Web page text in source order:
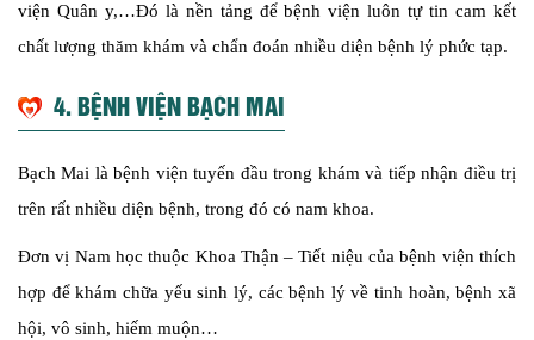
viện Quân y,…Đó là nền tảng để bệnh viện luôn tự tin cam kết
chất lượng thăm khám và chẩn đoán nhiều diện bệnh lý phức tạp.
4. BỆNH VIỆN BẠCH MAI
Bạch Mai là bệnh viện tuyến đầu trong khám và tiếp nhận điều trị
trên rất nhiều diện bệnh, trong đó có nam khoa.
Đơn vị Nam học thuộc Khoa Thận – Tiết niệu của bệnh viện thích
hợp để khám chữa yếu sinh lý, các bệnh lý về tinh hoàn, bệnh xã
hội, vô sinh, hiếm muộn…